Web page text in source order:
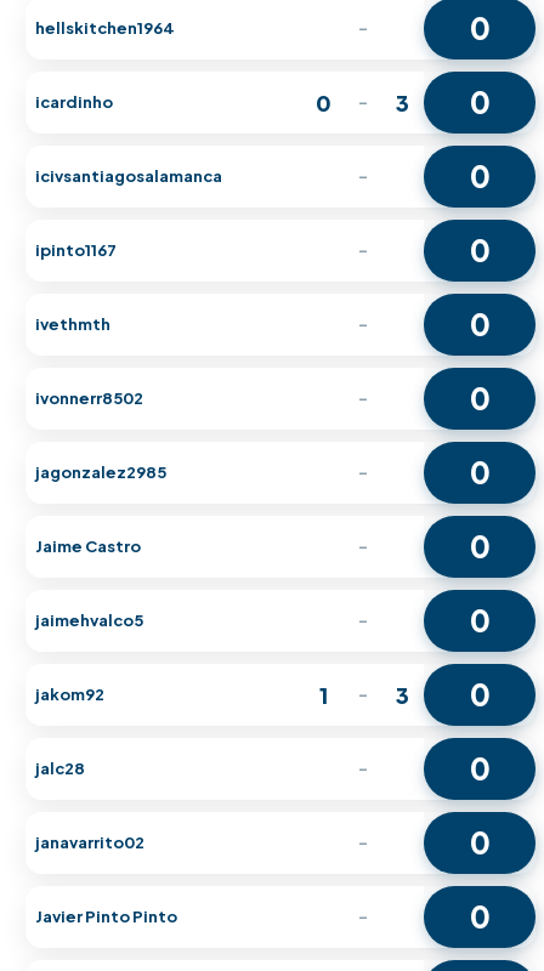
hellskitchen1964 - 0
icardinho 0 - 3 0
icivsantiagosalamanca - 0
ipinto1167 - 0
ivethmth - 0
ivonnerr8502 - 0
jagonzalez2985 - 0
Jaime Castro - 0
jaimehvalco5 - 0
jakom92 1 - 3 0
jalc28 - 0
janavarrito02 - 0
Javier Pinto Pinto - 0